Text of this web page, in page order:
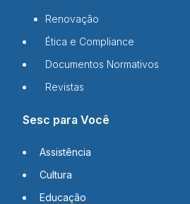
Renovação
Ética e Compliance
Documentos Normativos
Revistas
Sesc para Você
Assistência
Cultura
Educação